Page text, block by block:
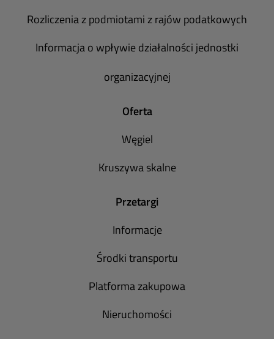
Rozliczenia z podmiotami z rajów podatkowych
Informacja o wpływie działalności jednostki
organizacyjnej
Oferta
Węgiel
Kruszywa skalne
Przetargi
Informacje
Środki transportu
Platforma zakupowa
Nieruchomości